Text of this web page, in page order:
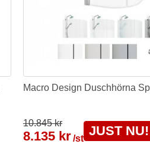
Macro Design Duschhörna
10.845 kr
8.135 kr/st
JUST NU!